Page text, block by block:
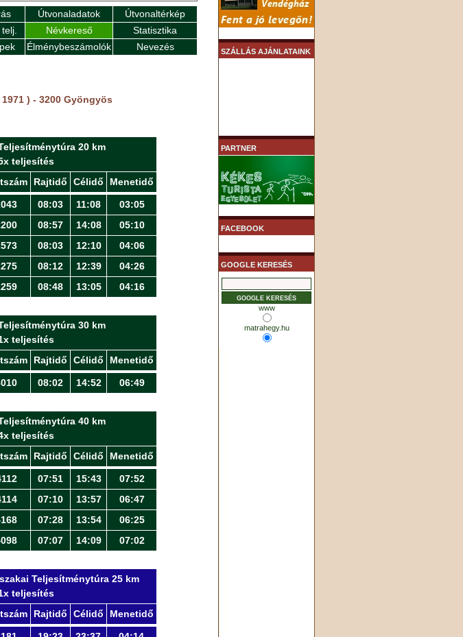
Útvonaladatok
Útvonaltérkép
Névkereső
Statisztika
Élménybeszámolók Nevezés
) - 3200 Gyöngyös
20 km
teljesítés
Rajtidő Célidő Menetidő
08:03 11:08
03:05
08:57 14:08
05:10
08:03 12:10
04:06
08:12 12:39
04:26
08:48 13:05 04:16
30 km
teljesítés
Rajtidő Célidő Menetidő
08:02 14:52 06:49
40 km
teljesítés
Rajtidő Célidő Menetidő
07:51 15:43
07:52
07:10 13:57
06:47
07:28 13:54
06:25
07:07 14:09 07:02
Teljesítménytúra 25 km
teljesítés
Rajtidő Célidő Menetidő
SZÁLLÁS AJÁNLATAINK
PARTNER
FACEBOOK
GOOGLE KERESÉS
www
matrahegy.hu